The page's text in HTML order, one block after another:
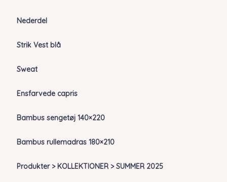
Nederdel
Strik Vest blå
Sweat
Ensfarvede capris
Bambus sengetøj 140×220
Bambus rullemadras 180×210
Produkter > KOLLEKTIONER > SUMMER 2025